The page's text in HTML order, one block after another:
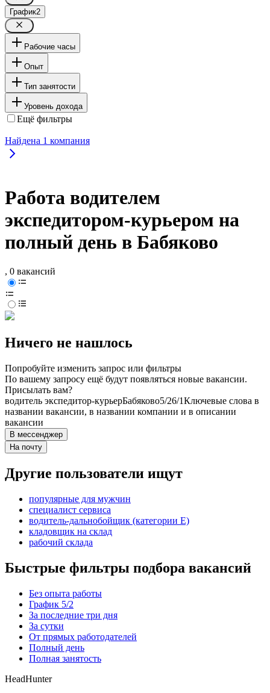
График2
Рабочие часы
Опыт
Тип занятости
Уровень дохода
Ещё фильтры
Найдена 1 компания
Работа водителем
экспедитором-курьером на
полный день в Бабяково
, 0 вакансий
Ничего не нашлось
Попробуйте изменить запрос или фильтры
По вашему запросу ещё будут появляться новые вакансии.
Присылать вам?
водитель экспедитор-курьерБабяково5/26/1Ключевые слова в
названии вакансии, в названии компании и в описании
вакансии
В мессенджер
На почту
Другие пользователи ищут
популярные для мужчин
специалист сервиса
водитель-дальнобойщик (категории Е)
кладовщик на склад
рабочий склада
Быстрые фильтры подбора вакансий
Без опыта работы
График 5/2
За последние три дня
За сутки
От прямых работодателей
Полный день
Полная занятость
HeadHunter